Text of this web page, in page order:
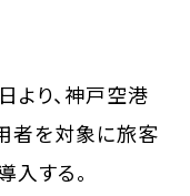
より、神戸空港
者を対象に旅客
入する。